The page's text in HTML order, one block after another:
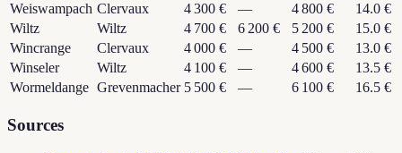
Weiswampach Clervaux 4 300 € — 4 800 €
14.0 €
Wiltz
Wiltz 4 700 € 6 200 € 5 200 €
15.0 €
Wincrange
Clervaux 4 000 € — 4 500 €
13.0 €
Winseler
Wiltz 4 100 € — 4 600 €
13.5 €
Wormeldange Grevenmacher 5 500 € — 6 100 € 16.5 €
Sources